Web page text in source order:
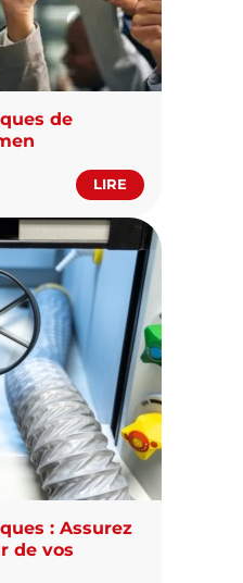
de
LIRE
: Assurez
de vos